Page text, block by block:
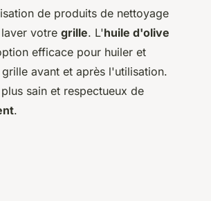
de produits de nettoyage
votre grille. L'huile d'olive
efficace pour huiler et
avant et après l'utilisation.
sain et respectueux de
.